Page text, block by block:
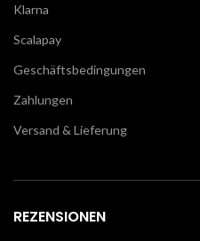
Klarna
Scalapay
Geschäftsbedingungen
Zahlungen
Versand & Lieferung
REZENSIONEN